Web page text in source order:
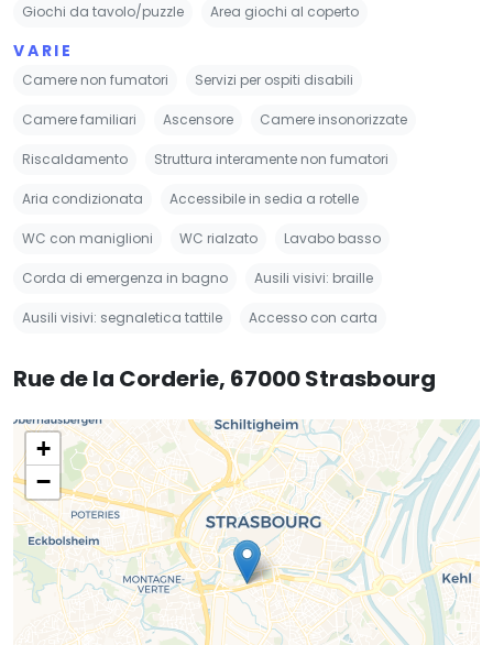
Giochi da tavolo/puzzle Area giochi al coperto
VARIE
Camere non fumatori Servizi per ospiti disabili
Camere familiari Ascensore Camere insonorizzate
Riscaldamento Struttura interamente non fumatori
Aria condizionata Accessibile in sedia a rotelle
WC con maniglioni WC rialzato Lavabo basso
Corda di emergenza in bagno Ausili visivi: braille
Ausili visivi: segnaletica tattile Accesso con carta
Rue de la Corderie, 67000 Strasbourg
+
−